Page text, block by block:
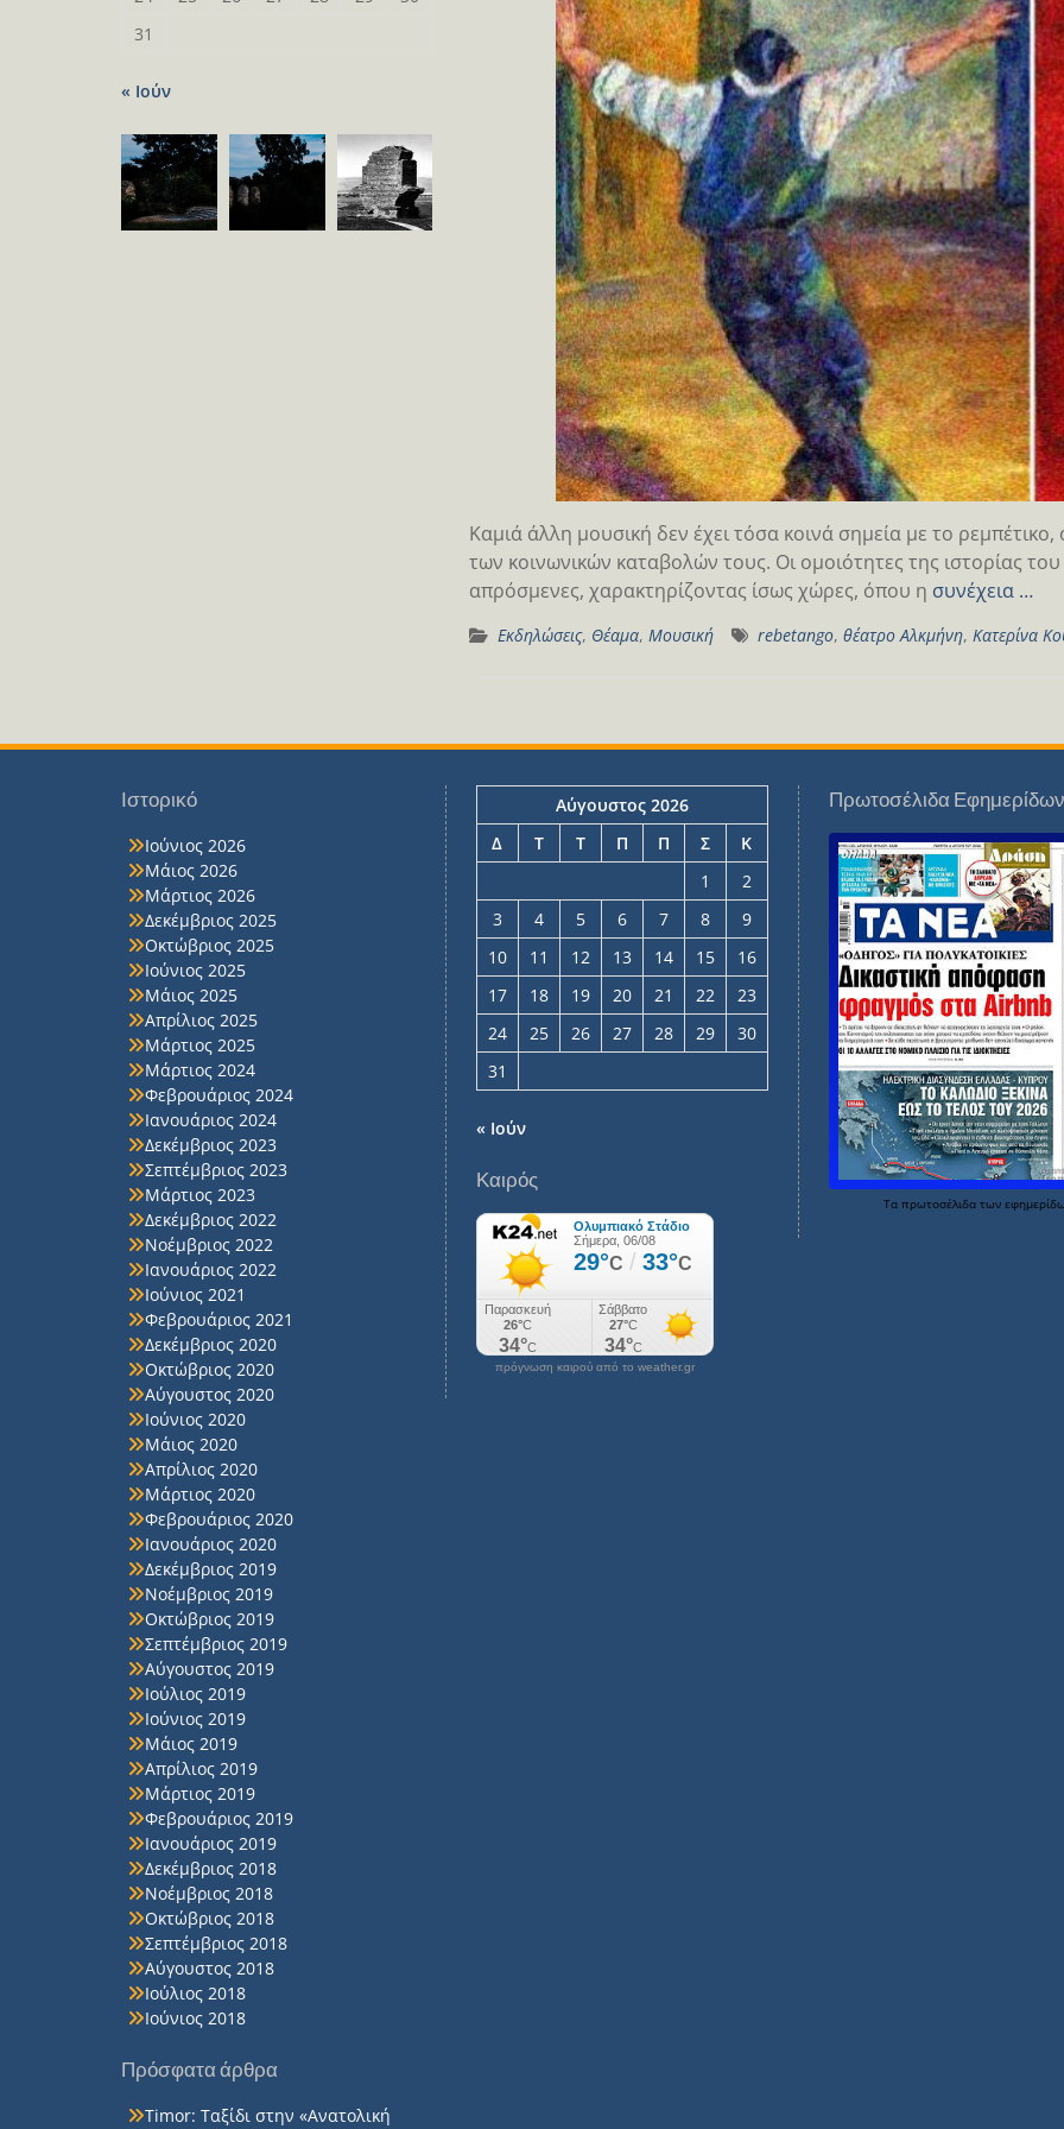
Καμιά άλλη μουσική δεν έχει τόσα κοινά σημεία με το
των κοινωνικών καταβολών τους. Οι ομοιότητες της ιστορίας
απρόσμενες, χαρακτηρίζοντας ίσως χώρες, όπου η συνέχεια …
Εκδηλώσεις, Θέαμα, Μουσική rebetango, θέατρο Αλκμήνη, Κατερίνα
31
« Ιούν
Ιστορικό
Ιούνιος 2026
Μάιος 2026
Μάρτιος 2026
Δεκέμβριος 2025
Οκτώβριος 2025
Ιούνιος 2025
Μάιος 2025
Απρίλιος 2025
Μάρτιος 2025
Μάρτιος 2024
Φεβρουάριος 2024
Ιανουάριος 2024
Δεκέμβριος 2023
Σεπτέμβριος 2023
Μάρτιος 2023
Δεκέμβριος 2022
Νοέμβριος 2022
Ιανουάριος 2022
Ιούνιος 2021
Φεβρουάριος 2021
Δεκέμβριος 2020
Οκτώβριος 2020
Αύγουστος 2020
Ιούνιος 2020
Μάιος 2020
Απρίλιος 2020
Μάρτιος 2020
Φεβρουάριος 2020
Ιανουάριος 2020
Δεκέμβριος 2019
Νοέμβριος 2019
Οκτώβριος 2019
Σεπτέμβριος 2019
Αύγουστος 2019
Ιούλιος 2019
Ιούνιος 2019
Μάιος 2019
Απρίλιος 2019
Μάρτιος 2019
Φεβρουάριος 2019
Ιανουάριος 2019
Δεκέμβριος 2018
Νοέμβριος 2018
Οκτώβριος 2018
Σεπτέμβριος 2018
Αύγουστος 2018
Ιούλιος 2018
Ιούνιος 2018
Πρόσφατα άρθρα
Timor: Ταξίδι στην «Ανατολική
Αύγουστος 2026
Δ
Τ Τ Π Π Σ
Κ
1
2
3
4 5 6 7 8
9
10
11 12 13 14 15
16
17
18 19 20 21 22
23
24
25 26 27 28 29
30
31
« Ιούν
Καιρός
πρόγνωση καιρού από το weather.gr
Πρωτοσέλιδα Εφημερίδων
Τα πρωτοσέλιδα των